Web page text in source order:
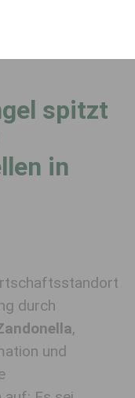
spitzt
in
durch
,
und